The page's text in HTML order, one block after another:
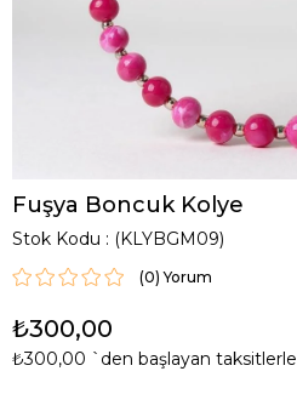
Fuşya Boncuk Kolye
Stok Kodu (KLYBGM09)
(0)
₺300,00
₺300,00 `den başlayan taksitlerle